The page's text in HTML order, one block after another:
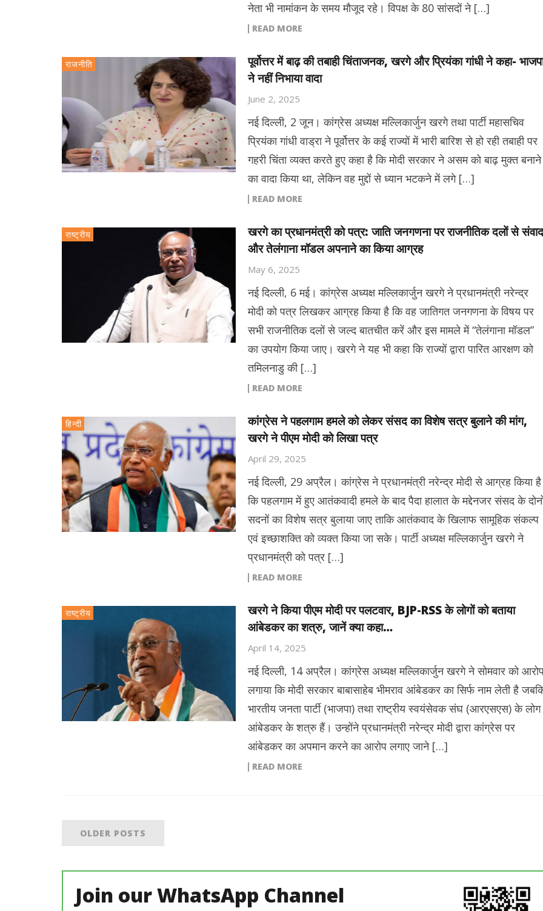
नेता भी नामांकन के समय मौजूद रहे। विपक्ष के 80 सांसदों ने […]
READ MORE
राजनीति
पूर्वोत्तर में बाढ़ की तबाही चिंताजनक, खरगे और प्रियंका गांधी ने कहा-
ने नहीं निभाया वादा
June 2, 2025
नई दिल्ली, 2 जून। कांग्रेस अध्यक्ष मल्लिकार्जुन खरगे तथा पार्टी महासचिव
प्रियंका गांधी वाड्रा ने पूर्वोत्तर के कई राज्यों में भारी बारिश से हो रही तबाही पर
गहरी चिंता व्यक्त करते हुए कहा है कि मोदी सरकार ने असम को बाढ़ मुक्त बनाने
का वादा किया था, लेकिन वह मुद्दों से ध्यान भटकने में लगे […]
READ MORE
राष्ट्रीय
खरगे का प्रधानमंत्री को पत्र: जाति जनगणना पर राजनीतिक दलों से संवाद
और तेलंगाना मॉडल अपनाने का किया आग्रह
May 6, 2025
नई दिल्ली, 6 मई। कांग्रेस अध्यक्ष मल्लिकार्जुन खरगे ने प्रधानमंत्री नरेन्द्र
मोदी को पत्र लिखकर आग्रह किया है कि वह जातिगत जनगणना के विषय पर
सभी राजनीतिक दलों से जल्द बातचीत करें और इस मामले में “तेलंगाना मॉडल”
का उपयोग किया जाए। खरगे ने यह भी कहा कि राज्यों द्वारा पारित आरक्षण को
तमिलनाडु की […]
READ MORE
हिन्दी
कांग्रेस ने पहलगाम हमले को लेकर संसद का विशेष सत्र बुलाने की मांग,
खरगे ने पीएम मोदी को लिखा पत्र
April 29, 2025
नई दिल्ली, 29 अप्रैल। कांग्रेस ने प्रधानमंत्री नरेन्द्र मोदी से आग्रह किया है
कि पहलगाम में हुए आतंकवादी हमले के बाद पैदा हालात के मद्देनजर संसद के
सदनों का विशेष सत्र बुलाया जाए ताकि आतंकवाद के खिलाफ सामूहिक संकल्प
एवं इच्छाशक्ति को व्यक्त किया जा सके। पार्टी अध्यक्ष मल्लिकार्जुन खरगे ने
प्रधानमंत्री को पत्र […]
READ MORE
राष्ट्रीय
खरगे ने किया पीएम मोदी पर पलटवार, BJP-RSS के लोगों को बताया
आंबेडकर का शत्रु, जानें क्या कहा…
April 14, 2025
नई दिल्ली, 14 अप्रैल। कांग्रेस अध्यक्ष मल्लिकार्जुन खरगे ने सोमवार को
लगाया कि मोदी सरकार बाबासाहेब भीमराव आंबेडकर का सिर्फ नाम लेती है
भारतीय जनता पार्टी (भाजपा) तथा राष्ट्रीय स्वयंसेवक संघ (आरएसएस) के लोग
आंबेडकर के शत्रु हैं। उन्होंने प्रधानमंत्री नरेन्द्र मोदी द्वारा कांग्रेस पर
आंबेडकर का अपमान करने का आरोप लगाए जाने […]
READ MORE
OLDER POSTS
Join our WhatsApp Channel